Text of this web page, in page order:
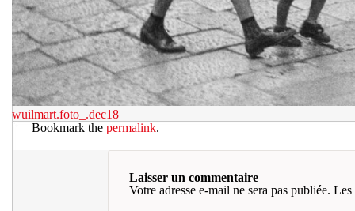
wuilmart.foto_.dec18
Bookmark the permalink.
Laisser un commentaire
Votre adresse e-mail ne sera pas publiée. Les